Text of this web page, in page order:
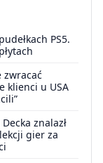
PS5.
zwracać
klienci u USA
znalazł
gier za